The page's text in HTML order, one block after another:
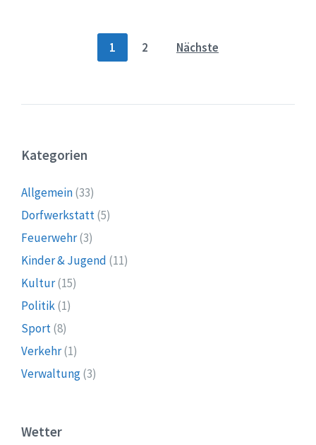
Seitennummerierung
Beiträge
1 2 Nächste
Kategorien
Allgemein(33)
Dorfwerkstatt(5)
Feuerwehr(3)
Kinder & Jugend (11)
Kultur(15)
Politik(1)
Sport(8)
Verkehr(1)
Verwaltung(3)
Wetter